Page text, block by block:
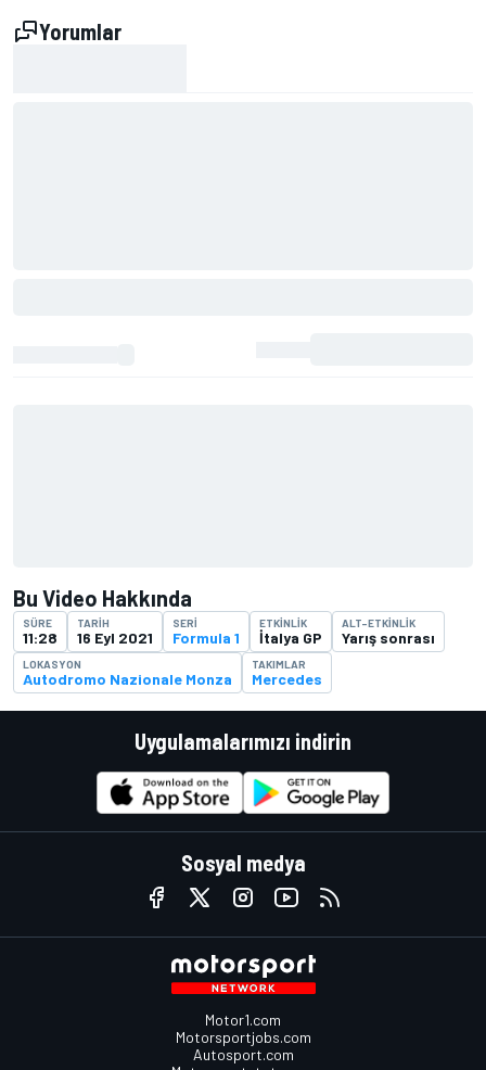
Yorumlar
Bu Video Hakkında
SÜRE
11:28
TARIH
16 Eyl 2021
SERI
Formula 1
ETKINLIK
İtalya GP
ALT-ETKINLIK
Yarış sonrası
LOKASYON
Autodromo Nazionale Monza
TAKIMLAR
Mercedes
Uygulamalarımızı indirin
Sosyal medya
Motor1.com
Motorsportjobs.com
Autosport.com